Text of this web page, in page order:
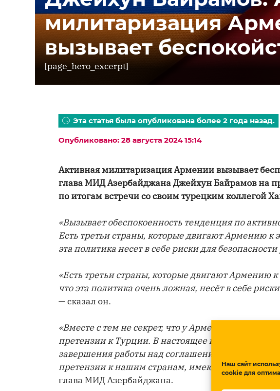
Наш сайт
cookie для
милитаризация
вызывает
[page_hero_excerpt]
Эта статья была опубликована более 2 года назад.
Опубликовано: 28 августа 2024 15:14
Активная милитаризация Армении вызывает
глава МИД Азербайджана Джейхун Байрамов на
по итогам встречи со своим турецким коллегой
«Вызывает обеспокоенность тенденция по
Есть третьи страны, которые двигают Армению к
эта политика несет в себе риски для
«Есть третьи страны, которые двигают Армению
что эта политика очень ложная, несёт в себе
— сказал он.
«Вместе с тем не секрет, что у Армении также
претензии к Турции. В настоящее время
завершения работы над соглашением о мире
претензии к нашим странам, имеющиеся в
глава МИД Азербайджана.